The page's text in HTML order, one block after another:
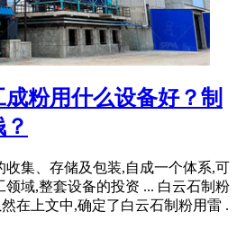
粉用什么设备好？制
收集、存储及包装,自成一个体系,可
领域,整套设备的投资 ... 白云石制粉
在上文中,确定了白云石制粉用雷 .